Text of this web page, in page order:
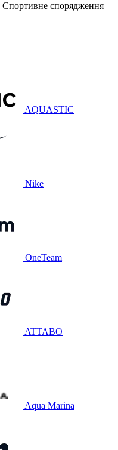
Спортивне спорядження
AQUASTIC
Nike
OneTeam
ATTABO
Aqua Marina